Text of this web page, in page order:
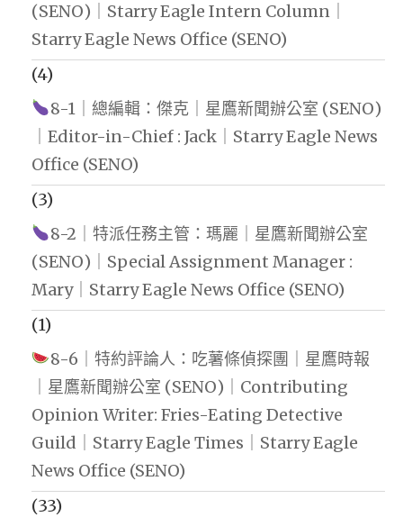
(SENO)｜Starry Eagle Intern Column｜
Starry Eagle News Office (SENO)
(4)
8-1｜總編輯：傑克｜星鷹新聞辦公室 (SENO)
｜Editor-in-Chief : Jack｜Starry Eagle News
Office (SENO)
(3)
8-2｜特派任務主管：瑪麗｜星鷹新聞辦公室
(SENO)｜Special Assignment Manager :
Mary｜Starry Eagle News Office (SENO)
(1)
8-6｜特約評論人：吃薯條偵探團｜星鷹時報
｜星鷹新聞辦公室 (SENO)｜Contributing
Opinion Writer: Fries-Eating Detective
Guild｜Starry Eagle Times｜Starry Eagle
News Office (SENO)
(33)